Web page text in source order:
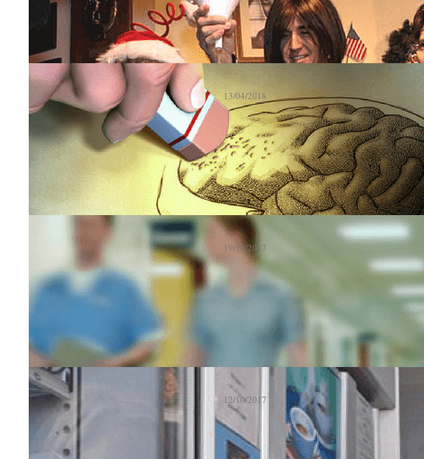
Uno studio conferma:
13/04/2018
13-04-2018 - I ricercatori dell’Istituto di
collaborazione con il Karolinska Institutet
Anche l’Irlanda introduce
19/10/2017
19-10-2017 - Ad aprile 2018 scatta anche in
sulle bevande che...
Svolta salutista per i d.a.
12/10/2017
12-10-2017 - Un bollino verde per indicare i
campagna affissioni promozionale per